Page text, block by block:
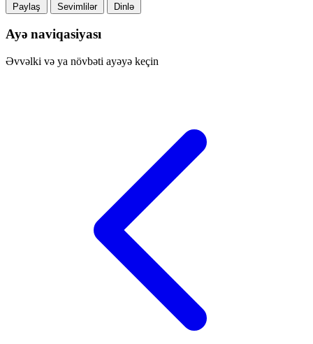
Paylaş Sevimlilər Dinlə
Ayə naviqasiyası
Əvvəlki və ya növbəti ayəyə keçin